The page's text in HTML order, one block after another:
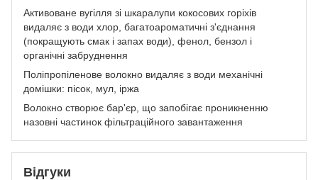
Активоване вугілля зі шкаралупи кокосових горіхів
видаляє з води хлор, багатоароматичні з'єднання
(покращують смак і запах води), фенол, бензол і
органічні забруднення
Поліпропіленове волокно видаляє з води механічні
домішки: пісок, мул, іржа
Волокно створює бар'єр, що запобігає проникненню
назовні частинок фільтраційного завантаження
Відгуки